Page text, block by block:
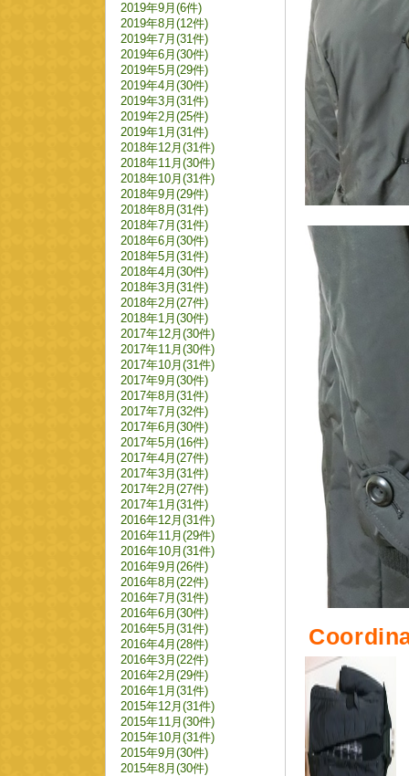
2019年9月(6件)
2019年8月(12件)
2019年7月(31件)
2019年6月(30件)
2019年5月(29件)
2019年4月(30件)
2019年3月(31件)
2019年2月(25件)
2019年1月(31件)
2018年12月(31件)
2018年11月(30件)
2018年10月(31件)
2018年9月(29件)
2018年8月(31件)
2018年7月(31件)
2018年6月(30件)
2018年5月(31件)
2018年4月(30件)
2018年3月(31件)
2018年2月(27件)
2018年1月(30件)
2017年12月(30件)
2017年11月(30件)
2017年10月(31件)
2017年9月(30件)
2017年8月(31件)
2017年7月(32件)
2017年6月(30件)
2017年5月(16件)
2017年4月(27件)
2017年3月(31件)
2017年2月(27件)
2017年1月(31件)
2016年12月(31件)
2016年11月(29件)
2016年10月(31件)
2016年9月(26件)
2016年8月(22件)
2016年7月(31件)
2016年6月(30件)
2016年5月(31件)
2016年4月(28件)
2016年3月(22件)
2016年2月(29件)
2016年1月(31件)
2015年12月(31件)
2015年11月(30件)
2015年10月(31件)
2015年9月(30件)
2015年8月(30件)